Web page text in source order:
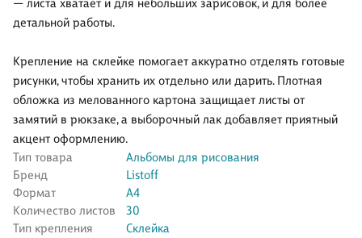
— листа хватает и для небольших зарисовок, и для более
детальной работы.
Крепление на склейке помогает аккуратно отделять готовые
рисунки, чтобы хранить их отдельно или дарить. Плотная
обложка из мелованного картона защищает листы от
замятий в рюкзаке, а выборочный лак добавляет приятный
акцент оформлению.
Тип товара
Альбомы для рисования
Бренд
Listoff
Формат
А4
Количество листов
30
Тип крепления
Склейка